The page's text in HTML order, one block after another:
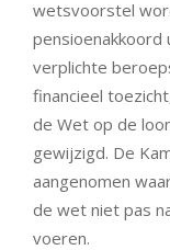
wetsvoorstel
verplichte
financieel
de Wet op de
gewijzigd. De
aangenomen
de wet niet pas
voeren.